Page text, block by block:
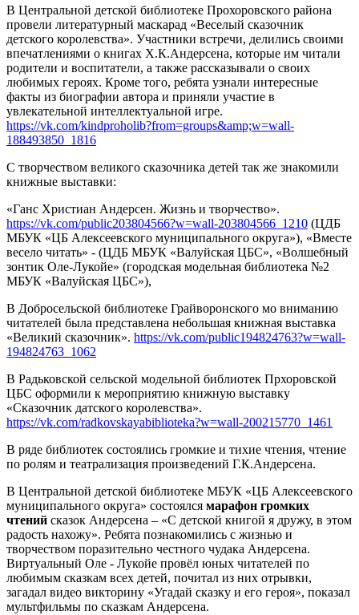
В Центральной детской библиотеке Прохоровского района
провели литературный маскарад «Веселый сказочник
детского королевства». Участники встречи, делились своими
впечатлениями о книгах Х.К.Андерсена, которые им читали
родители и воспитатели, а также рассказывали о своих
любимых героях. Кроме того, ребята узнали интересные
факты из биографии автора и приняли участие в
увлекательной интеллектуальной игре.
https://vk.com/kindproholib?from=groups&amp;w=wall-
188493850_1816
С творчеством великого сказочника детей так же знакомили
книжные выставки:
«Ганс Христиан Андерсен. Жизнь и творчество».
https://vk.com/public203804566?w=wall-203804566_1210 (ЦДБ
МБУК «ЦБ Алексеевского муниципального округа»), «Вместе
весело читать» - (ЦДБ МБУК «Валуйская ЦБС», «Волшебный
зонтик Оле-Лукойе» (городская модельная библиотека №2
МБУК «Валуйская ЦБС»),
В Добросельской библиотеке Грайворонского мо вниманию
читателей была представлена небольшая книжная выставка
«Великий сказочник». https://vk.com/public194824763?w=wall-
194824763_1062
В Радьковской сельской модельной библиотек Прхоровской
ЦБС оформили к мероприятию книжную выставку
«Сказочник датского королевства».
https://vk.com/radkovskayabiblioteka?w=wall-200215770_1461
В ряде библиотек состоялись громкие и тихие чтения, чтение
по ролям и театрализация произведений Г.К.Андерсена.
В Центральной детской библиотеке МБУК «ЦБ Алексеевского
муниципального округа» состоялся марафон громких
чтений сказок Андерсена – «С детской книгой я дружу, в этом
радость нахожу». Ребята познакомились с жизнью и
творчеством поразительно честного чудака Андерсена.
Виртуальный Оле - Лукойе провёл юных читателей по
любимым сказкам всех детей, почитал из них отрывки,
загадал видео викторину «Угадай сказку и его героя», показал
мультфильмы по сказкам Андерсена.